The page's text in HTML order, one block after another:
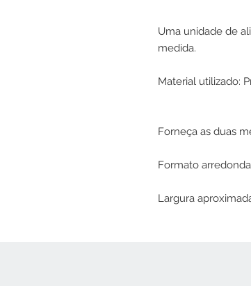
Uma unidade de
medida.
Material utilizado:
Forneça as duas
Formato
Largura